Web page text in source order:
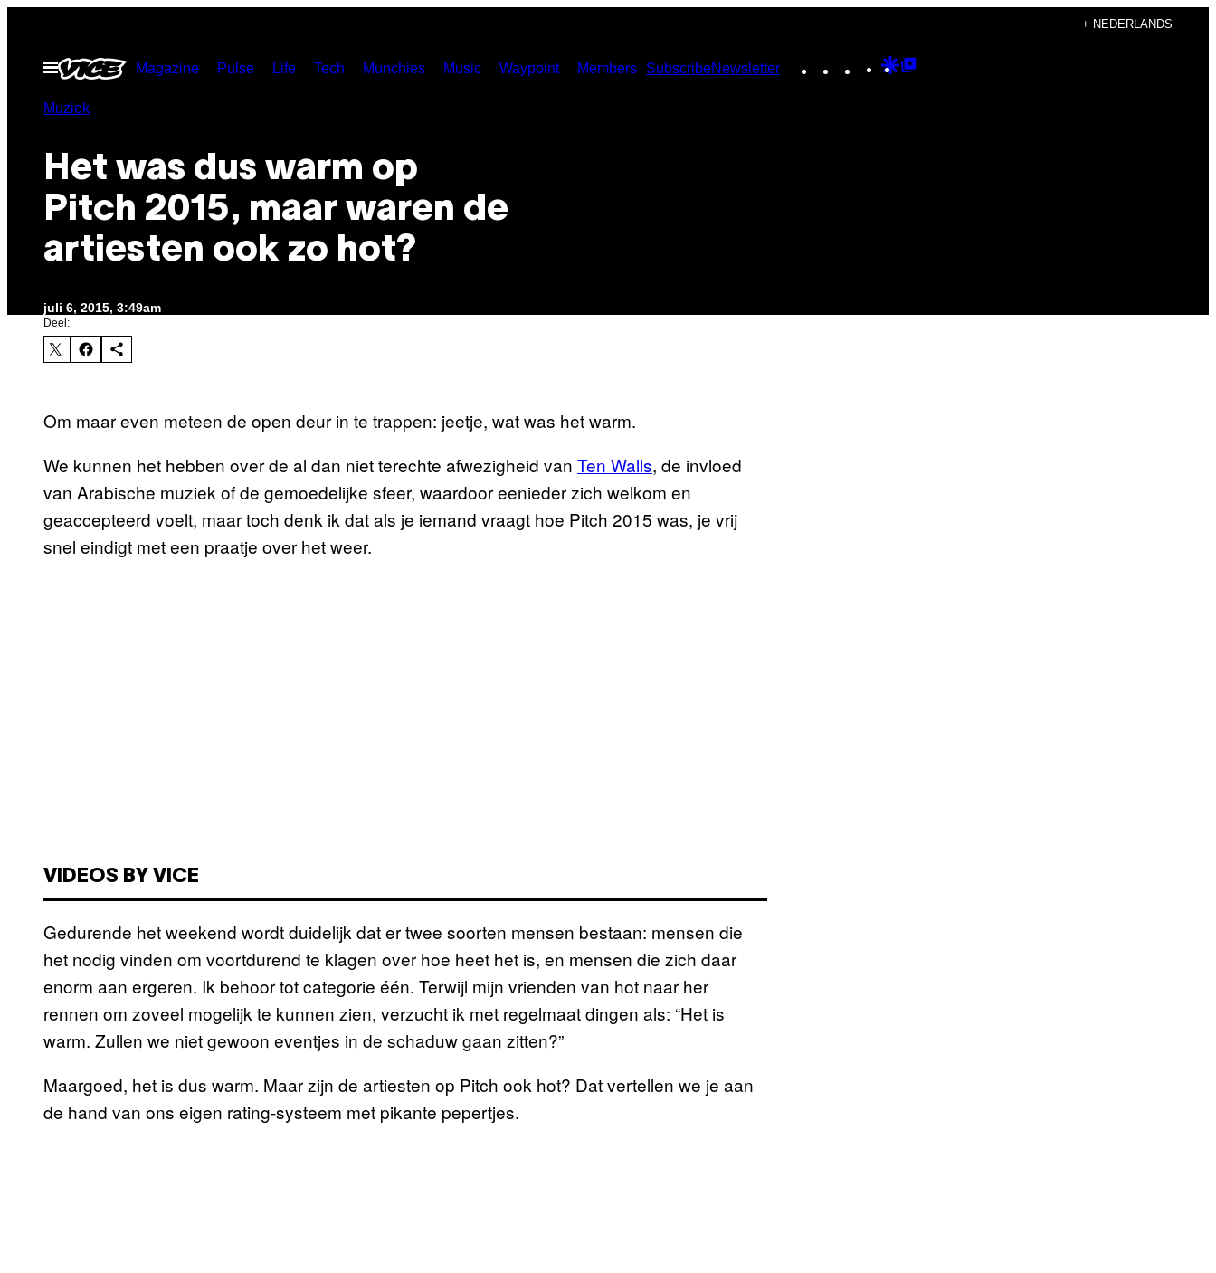
inhoud
+ NEDERLANDS
Open
menu
Magazine Pulse Life Tech Munchies Music Waypoint Members SubscribeNewsletter Instagram
TikTokYouTube
Google
Muziek
Het was dus warm op
Pitch 2015, maar waren de
artiesten ook zo hot?
juli 6, 2015, 3:49am
Deel:
Om maar even meteen de open deur in te trappen: jeetje, wat was het warm.
We kunnen het hebben over de al dan niet terechte afwezigheid van Ten Walls, de invloed
van Arabische muziek of de gemoedelijke sfeer, waardoor eenieder zich welkom en
geaccepteerd voelt, maar toch denk ik dat als je iemand vraagt hoe Pitch 2015 was, je vrij
snel eindigt met een praatje over het weer.
VIDEOS BY VICE
Gedurende het weekend wordt duidelijk dat er twee soorten mensen bestaan: mensen die
het nodig vinden om voortdurend te klagen over hoe heet het is, en mensen die zich daar
enorm aan ergeren. Ik behoor tot categorie één. Terwijl mijn vrienden van hot naar her
rennen om zoveel mogelijk te kunnen zien, verzucht ik met regelmaat dingen als: “Het is
warm. Zullen we niet gewoon eventjes in de schaduw gaan zitten?”
Maargoed, het is dus warm. Maar zijn de artiesten op Pitch ook hot? Dat vertellen we je aan
de hand van ons eigen rating-systeem met pikante pepertjes.